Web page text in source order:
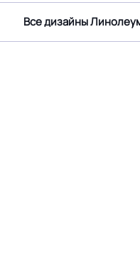
30
Все дизайны